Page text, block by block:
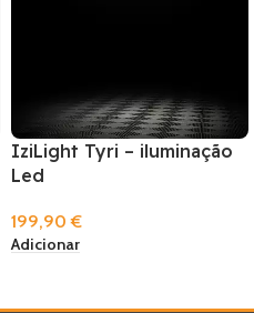
IziLight Tyri – iluminação
Led
199,90€
Adicionar